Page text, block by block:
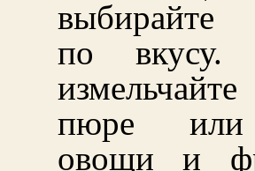
выбирайте
по вкусу.
измельчайте
пюре или
овощи и